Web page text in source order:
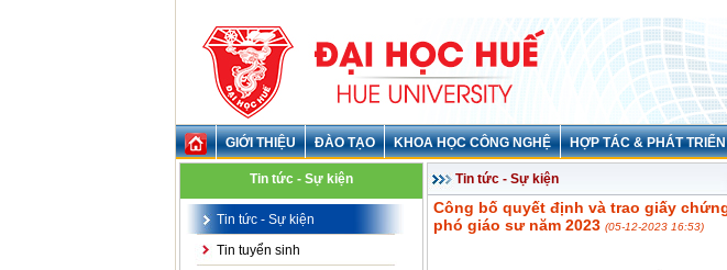
GIỚI THIỆU ĐÀO TẠO KHOA HỌC CÔNG NGHỆ HỢP TÁC & PHÁT TRIỂN
Tin tức - Sự kiện
Tin tức - Sự kiện
Tin tuyển sinh
Tin tức - Sự kiện
Công bố quyết định và trao giấy
phó giáo sư năm 2023 (05-12-2023 16:53)